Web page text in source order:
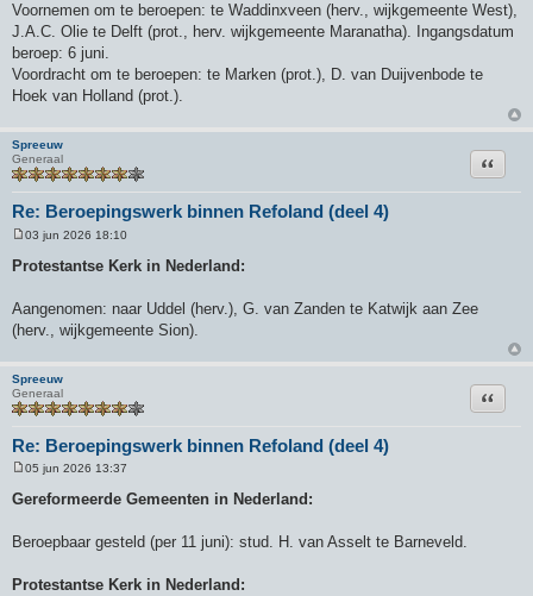
Voornemen om te beroepen: te Waddinxveen (herv., wijkgemeente West),
J.A.C. Olie te Delft (prot., herv. wijkgemeente Maranatha). Ingangsdatum
beroep: 6 juni.
Voordracht om te beroepen: te Marken (prot.), D. van Duijvenbode te
Hoek van Holland (prot.).
Spreeuw
Generaal
Re: Beroepingswerk binnen Refoland (deel 4)
Citeer
r
h
t
03 jun 2026 18:10
Protestantse Kerk in Nederland:
Aangenomen: naar Uddel (herv.), G. van Zanden te Katwijk aan Zee
(herv., wijkgemeente Sion).
Spreeuw
Generaal
Re: Beroepingswerk binnen Refoland (deel 4)
Citeer
r
h
05 jun 2026 13:37
Gereformeerde Gemeenten in Nederland:
Beroepbaar gesteld (per 11 juni): stud. H. van Asselt te Barneveld.
Protestantse Kerk in Nederland: